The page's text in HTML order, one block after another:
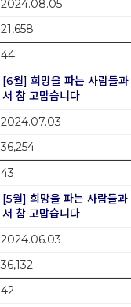
2024.08.05
21,658
44
[6월] 희망을 파는 사람들
서 참 고맙습니다
2024.07.03
36,254
43
[5월] 희망을 파는 사람들과
서 참 고맙습니다
2024.06.03
36,132
42